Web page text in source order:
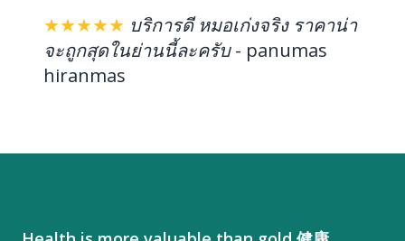
★★★★★ บริการดี หมอเก่งจริง ราคาน่า
จะถูกสุดในย่านนี้ละครับ- panumas
hiranmas